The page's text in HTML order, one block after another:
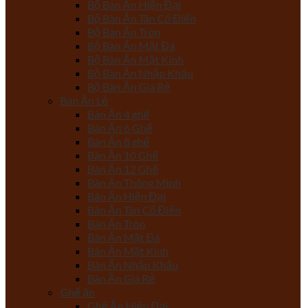
Bộ Bàn Ăn Hiện Đại
Bộ Bàn Ăn Tân Cổ Điển
Bộ Bàn Ăn Tròn
Bộ Bàn Ăn Mặt Đá
Bộ Bàn Ăn Mặt Kính
Bộ Bàn Ăn Nhập Khẩu
Bộ Bàn Ăn Giá Rẻ
Bàn Ăn Lẻ
Bàn Ăn 4 ghế
Bàn Ăn 6 Ghế
Bàn Ăn 8 ghế
Bàn Ăn 10 Ghế
Bàn Ăn 12 Ghế
Bàn Ăn Thông Minh
Bàn Ăn Hiện Đại
Bàn Ăn Tân Cổ Điển
Bàn Ăn Tròn
Bàn Ăn Mặt Đá
Bàn Ăn Mặt Kính
Bàn Ăn Nhập Khẩu
Bàn Ăn Giá Rẻ
Ghế ăn